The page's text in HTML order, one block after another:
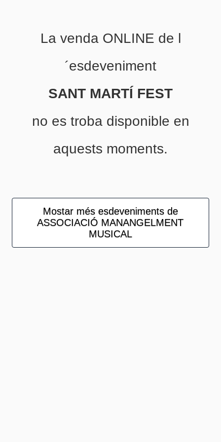
La venda ONLINE de l
´esdeveniment
SANT MARTÍ FEST
no es troba disponible en
aquests moments.
Mostar més esdeveniments de
ASSOCIACIÓ MANANGELMENT
MUSICAL